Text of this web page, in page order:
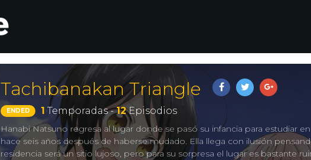
Tachibanakan Triangle
ENDED 1 Temporadas -12Episodios
Hanabi Natsuno regresa al lugar donde se pasó su infancia para estudiar
hace seis años después de haberse mudado. Ella llega con ilusión
residencia será un sitio lujoso, pero para su sorpresa el lugar es bastante